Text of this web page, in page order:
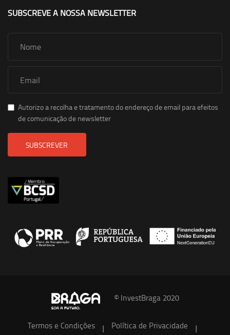
SUBSCREVE A NOSSA NEWSLETTER
Autorizo a recolha e tratamento do endereço de email para efeitos
de comunicação de newsletter
SUBSCREVER
© InvestBraga 2020
Termos e Condições | Política de Privacidade |